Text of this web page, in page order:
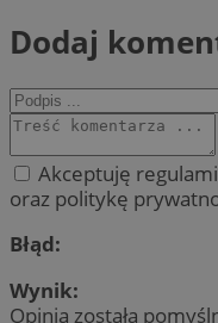
Dodaj
Akceptuję
oraz politykę
Błąd:
Wynik:
Opinia została